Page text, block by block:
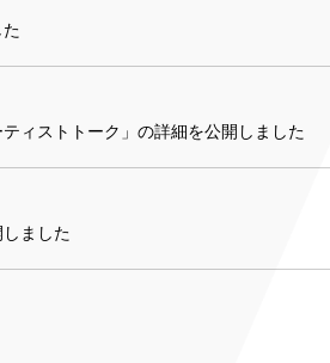
ィストトーク」の詳細を公開しました
ました